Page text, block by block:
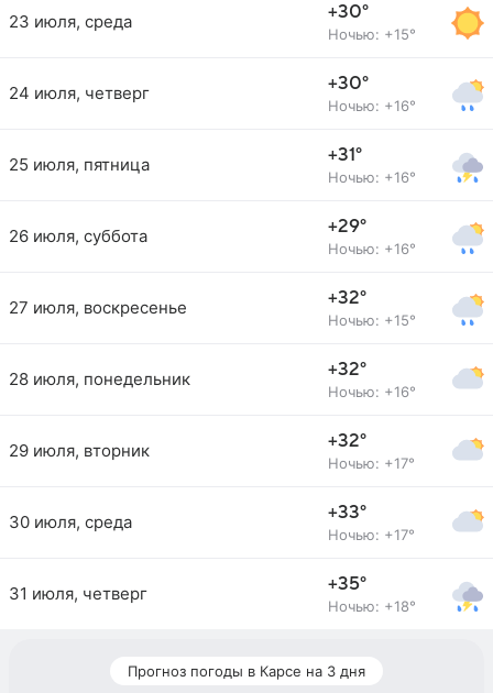
23 июля, среда +30°
Ночью: +15°
24 июля, четверг +30°
Ночью: +16°
25 июля, пятница +31°
Ночью: +16°
26 июля, суббота +29°
Ночью: +16°
27 июля, воскресенье +32°
Ночью: +15°
28 июля, понедельник +32°
Ночью: +16°
29 июля, вторник +32°
Ночью: +17°
30 июля, среда +33°
Ночью: +17°
31 июля, четверг +35°
Ночью: +18°
Прогноз погоды в Карсе на 3 дня